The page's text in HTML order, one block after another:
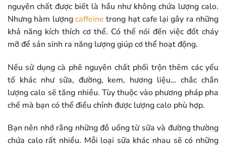
nguyên chất được biết là hầu như không chứa lượng calo.
Nhưng hàm lượngcaffeine trong hạt cafe lại gây ra những
khả năng kích thích cơ thể. Có thể nói đến việc đốt cháy
mỡ để sản sinh ra năng lượng giúp cơ thể hoạt động.
Nếu sử dụng cà phê nguyên chất phối trộn thêm các yếu
tố khác như sữa, đường, kem, hương liệu… chắc chắn
lượng calo sẽ tăng nhiều. Tùy thuộc vào phương pháp pha
chế mà bạn có thể điều chỉnh được lượng calo phù hợp.
Bạn nên nhớ rằng những đồ uống từ sữa và đường thường
chứa calo rất nhiều. Mỗi loại sữa khác nhau sẽ có những